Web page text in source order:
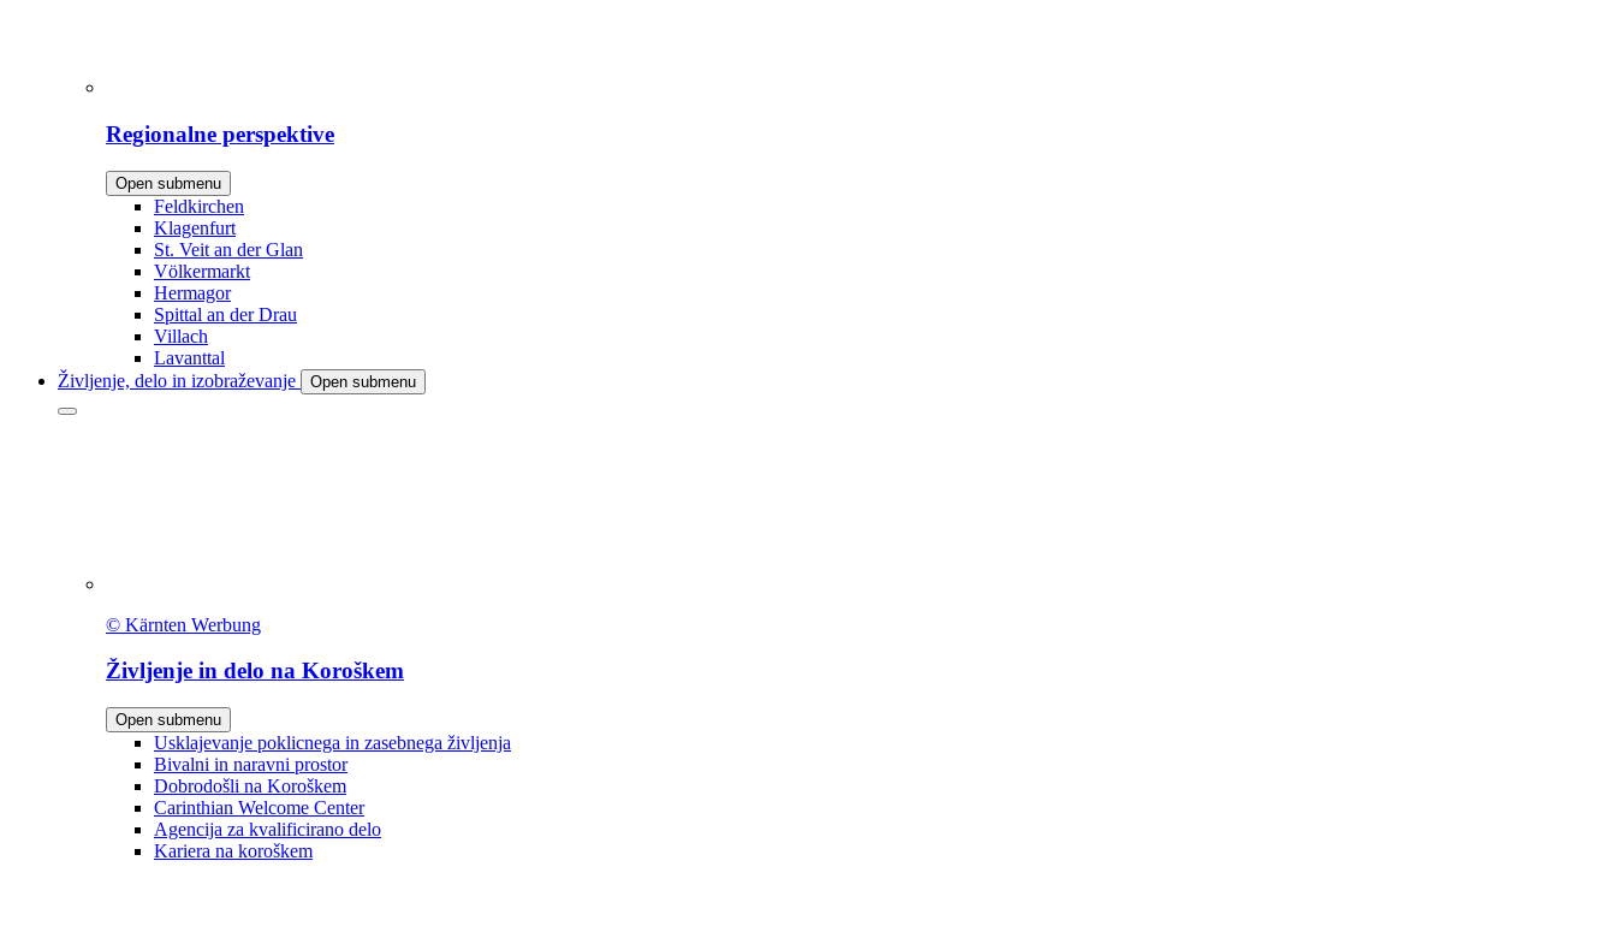
Regionalne perspektive
Open submenu
Feldkirchen
Klagenfurt
St. Veit an der Glan
Völkermarkt
Hermagor
Spittal an der Drau
Villach
Lavanttal
Življenje, delo in izobraževanje
Open submenu
© Kärnten Werbung
Življenje in delo na Koroškem
Open submenu
Usklajevanje poklicnega in zasebnega življenja
Bivalni in naravni prostor
Dobrodošli na Koroškem
Carinthian Welcome Center
Agencija za kvalificirano delo
Kariera na koroškem